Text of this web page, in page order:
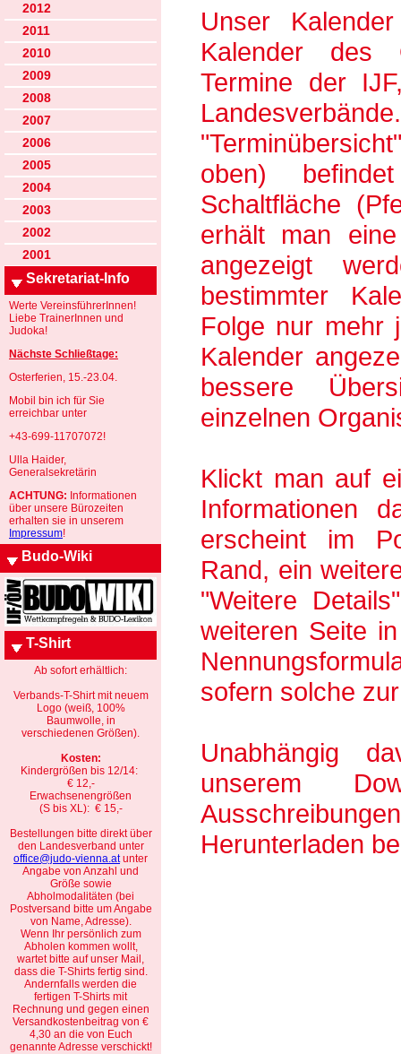
2012
2011
2010
2009
2008
2007
2006
2005
2004
2003
2002
2001
Sekretariat-Info
Werte VereinsführerInnen!
Liebe TrainerInnen und
Judoka!
Nächste Schließtage:
Osterferien, 15.-23.04.
Mobil bin ich für Sie
erreichbar unter
+43-699-11707072!
Ulla Haider,
Generalsekretärin
ACHTUNG: Informationen
über unsere Bürozeiten
erhalten sie in unserem
Impressum!
Budo-Wiki
T-Shirt
Ab sofort erhältlich:
Verbands-T-Shirt mit neuem
Logo (weiß, 100%
Baumwolle, in
verschiedenen Größen).
Kosten:
Kindergrößen bis 12/14:
€ 12,-
Erwachsenengrößen
(S bis XL): € 15,-
Bestellungen bitte direkt über
den Landesverband unter
office@judo-vienna.atunter
Angabe von Anzahl und
Größe sowie
Abholmodalitäten (bei
Postversand bitte um Angabe
von Name, Adresse).
Wenn Ihr persönlich zum
Abholen kommen wollt,
wartet bitte auf unser Mail,
dass die T-Shirts fertig sind.
Andernfalls werden die
fertigen T-Shirts mit
Rechnung und gegen einen
Versandkostenbeitrag von €
4,30 an die von Euch
genannte Adresse verschickt!
Unser
Kalender des
Termine der
oben)
Schaltfläche
erhält man
angezeigt
bestimmter
Folge nur mehr
Kalender
bessere
einzelnen
Klickt man auf
Informationen
erscheint im
Rand, ein
"Weitere
weiteren Seite
sofern solche
Unabhängig
unserem
Herunterladen